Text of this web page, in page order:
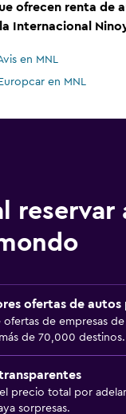
ofrecen renta de
Internacional
en MNL
en MNL
reservar
ofertas de autos
ofertas de empresas
de 70,000 destinos.
precio total por
sorpresas.